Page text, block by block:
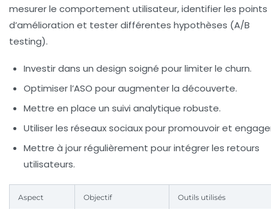
mesurer le comportement utilisateur, identifier les points
d’amélioration et tester différentes hypothèses (A/B
testing).
Investir dans un design soigné pour limiter le churn.
Optimiser l’ASO pour augmenter la découverte.
Mettre en place un suivi analytique robuste.
Utiliser les réseaux sociaux pour promouvoir et
Mettre à jour régulièrement pour intégrer les retours
utilisateurs.
Aspect Objectif Outils utilisés